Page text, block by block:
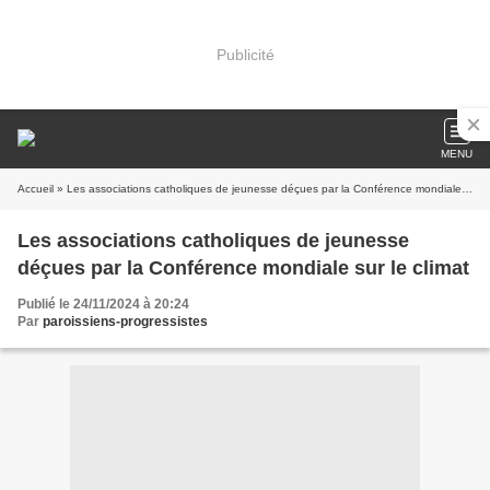
Publicité
MENU
Accueil » Les associations catholiques de jeunesse déçues par la Conférence mondiale sur le climat
Les associations catholiques de jeunesse
déçues par la Conférence mondiale sur le climat
Publié le 24/11/2024 à 20:24
Par paroissiens-progressistes